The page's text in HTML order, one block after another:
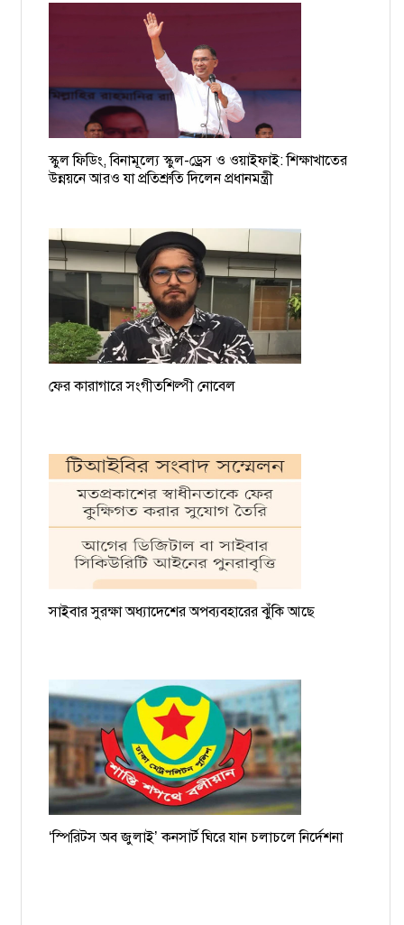
বিমানবন্দরে আটক বাধ্যতামূলক অবসরপ্রাপ্ত সচিব ইসমাইল
চাঁদাবাজের তালিকা হচ্ছে, দুই-তিনদিনের মধ্যে গ্রেপ্তার শুরু: ডিএমপি
১৯ বাংলাদেশি নাবিকের বিরুদ্ধে গ্রেপ্তারি পরোয়ানা
ময়মনসিংহের সমন্বয়ক আশিকুরকে হত্যার হুমকি, থানায় জিডি
স্কুল ফিডিং, বিনামূল্যে স্কুল-ড্রেস ও ওয়াইফাই: শিক্ষাখাতের
উন্নয়নে আরও যা প্রতিশ্রুতি দিলেন প্রধানমন্ত্রী
ফের কারাগারে সংগীতশিল্পী নোবেল
সাইবার সুরক্ষা অধ্যাদেশের অপব্যবহারের ঝুঁকি আছে
‘স্পিরিটস অব জুলাই’ কনসার্ট ঘিরে যান চলাচলে নির্দেশনা